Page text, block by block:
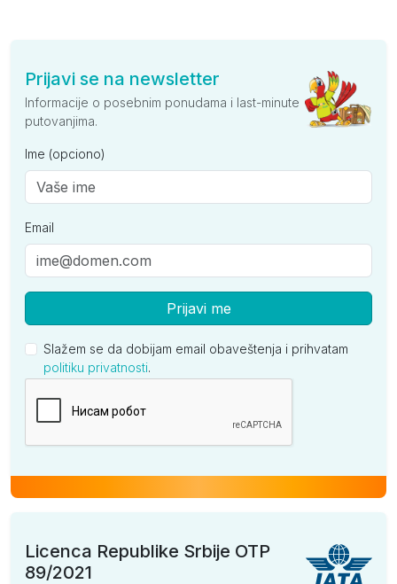
Prijavi se na newsletter
Informacije o posebnim ponudama i last-minute
putovanjima.
Ime (opciono)
Email
Prijavi me
Slažem se da dobijam email obaveštenja i prihvatam
politiku privatnosti.
Licenca Republike Srbije OTP
89/2021